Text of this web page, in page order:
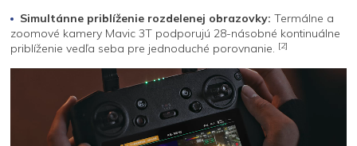
Simultánne priblíženie rozdelenej obrazovky: Termálne a
zoomové kamery Mavic 3T podporujú 28-násobné kontinuálne
priblíženie vedľa seba pre jednoduché porovnanie. [2]